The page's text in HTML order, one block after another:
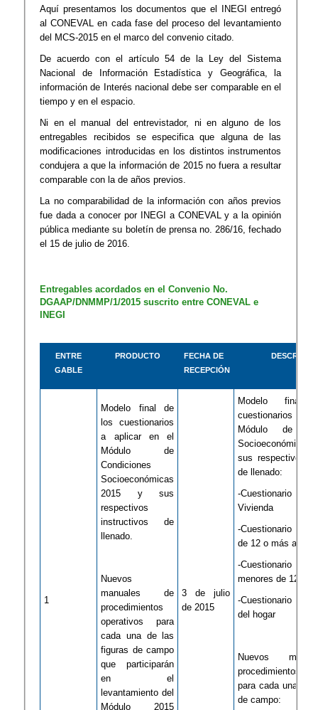
Aquí presentamos los documentos que el INEGI entregó
al CONEVAL en cada fase del proceso del levantamiento
del MCS-2015 en el marco del convenio citado.
De acuerdo con el artículo 54 de la Ley del Sistema
Nacional de Información Estadística y Geográfica​, la
información de Interés nacional debe ser comparable en el
tiempo y en el espacio.
Ni en el manual del entrevistador, ni en alguno de los
entregables recibidos se especifica que alguna de las
modificaciones introducidas en los distintos instrumentos
condujera a que la información de 2015 no fuera a resultar
comparable con la de años previos.
​​La no comparabilidad de la información con años previos
fue dada a conocer por INEGI a CONEVAL y a la opinión
pública mediante su boletín de prensa no. 286/16, fechado
el 15 de julio de 2016.​
Entregables acordados en el Convenio No.
DGAAP/DNMMP/1/2015 suscrito entre CONEVAL e
INEGI
ENTRE​​​
GABLE
​​PRODUCTO
​FECHA DE
RECEPCIÓN
1
Modelo final de
los cuestionarios
a aplicar en el
Módulo de
Condiciones
Socioeconómicas
2015 y sus
respectivos
instructivos de
llenado.
Nuevos
manuales de
procedimientos
operativos para
cada una de las
figuras de campo
que participarán
en el
levantamiento del
Módulo 2015
3 de julio
de 2015
Modelo
cuestionarios a
Módulo de
sus respectivos
de llenado:
-Cuestionario de
Vivienda
-Cuestionario
de 12 o más años
-Cuestionario
menores de 12
-Cuestionario
del hogar
Nuevos
procedimientos
para cada una de
de campo: